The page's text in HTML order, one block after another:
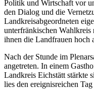
Politik und Wirtschaft vor
den Dialog und die
Landkreisabgeordneten
unterfränkischen Wahlkreis
ihnen die Landfrauen hoch
Nach der Stunde im
angetreten. In einem
Landkreis Eichstätt stärkte
lies den ereignisreichen